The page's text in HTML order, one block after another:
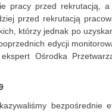
pracy przed rekrutacją,
przed rekrutacją
którzy jednak po
edycji
Ośrodka
bezpośrednie